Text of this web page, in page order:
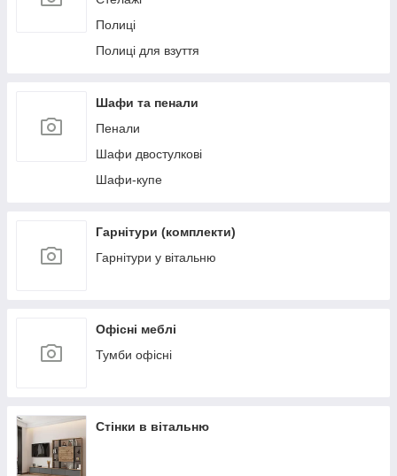
Полиці
Полиці для взуття
Шафи та пенали
Пенали
Шафи двостулкові
Шафи-купе
Гарнітури (комплекти)
Гарнітури у вітальню
Офісні меблі
Тумби офісні
Стінки в вітальню